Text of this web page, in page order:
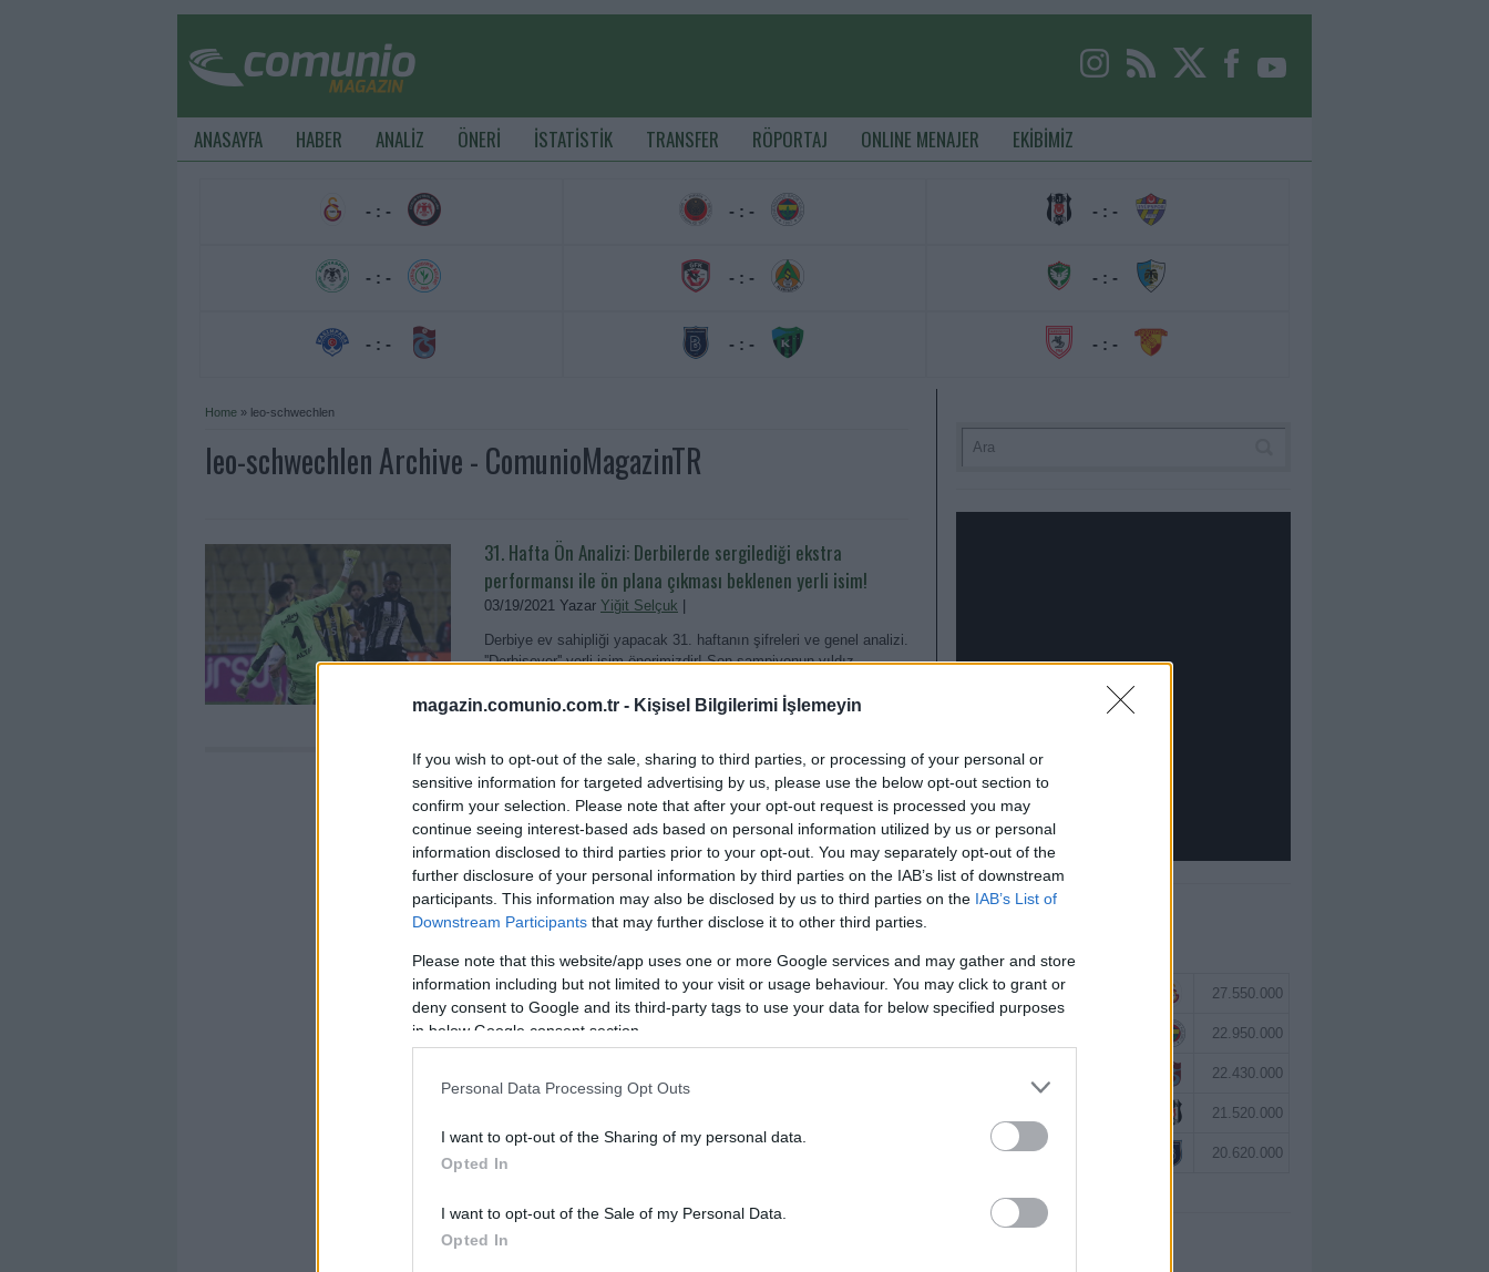
magazin.comunio.com.tr - Kişisel Bilgilerimi İşlemeyin
If you wish to opt-out of the sale, sharing to third parties, or processing of your personal or
sensitive information for targeted advertising by us, please use the below opt-out section to
confirm your selection. Please note that after your opt-out request is processed you may
continue seeing interest-based ads based on personal information utilized by us or personal
information disclosed to third parties prior to your opt-out. You may separately opt-out of the
further disclosure of your personal information by third parties on the IAB’s list of downstream
participants. This information may also be disclosed by us to third parties on the IAB’s List of
Downstream Participants that may further disclose it to other third parties.
Please note that this website/app uses one or more Google services and may gather and store
information including but not limited to your visit or usage behaviour. You may click to grant or
deny consent to Google and its third-party tags to use your data for below specified purposes
in below Google consent section.
Personal Data Processing Opt Outs
I want to opt-out of the Sharing of my personal data.
Opted In
I want to opt-out of the Sale of my Personal Data.
Opted In
ANASAYFA HABER ANALİZ ÖNERİ İSTATİSTİK TRANSFER RÖPORTAJ ONLINE MENAJER EKİBİMİZ
- : -
- : -
- : -
- : -
- : -
- : -
- : -
- : -
- : -
Home » leo-schwechlen
leo-schwechlen Archive - ComunioMagazinTR
31. Hafta Ön Analizi: Derbilerde sergilediği ekstra
performansı ile ön plana çıkması beklenen yerli isim!
03/19/2021 Yazar Yiğit Selçuk
Derbiye ev sahipliği yapacak 31. haftanın şifreleri ve genel analizi.
''Derbisever'' yerli isim önerimizdir! Son şampiyonun yıldız
Devam oku »
Victor Osimhen 27.550.000
22.950.000
22.430.000
21.520.000
Eldor Shomurodov 20.620.000